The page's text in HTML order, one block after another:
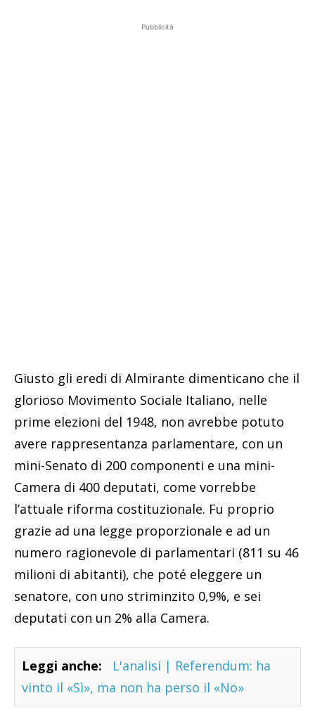
Pubblicità
Giusto gli eredi di Almirante dimenticano che il
glorioso Movimento Sociale Italiano, nelle
prime elezioni del 1948, non avrebbe potuto
avere rappresentanza parlamentare, con un
mini-Senato di 200 componenti e una mini-
Camera di 400 deputati, come vorrebbe
l’attuale riforma costituzionale. Fu proprio
grazie ad una legge proporzionale e ad un
numero ragionevole di parlamentari (811 su 46
milioni di abitanti), che poté eleggere un
senatore, con uno striminzito 0,9%, e sei
deputati con un 2% alla Camera.
Leggi anche:
L'analisi | Referendum: ha
vinto il «Sì», ma non ha perso il «No»